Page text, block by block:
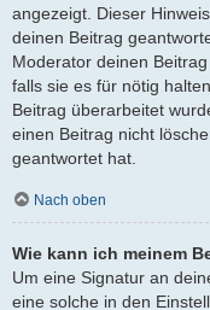
angezeigt. Dieser
deinen Beitrag
Moderator deinen
falls sie es für nötig
Beitrag überarbeitet
einen Beitrag nicht
geantwortet hat.
Nach oben
Wie kann ich meinem
Um eine Signatur an
eine solche in den